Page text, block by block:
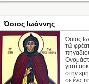
Όσιος Ιωάννης
Όσιος
τῷ
γιατί
στην
σε ένα